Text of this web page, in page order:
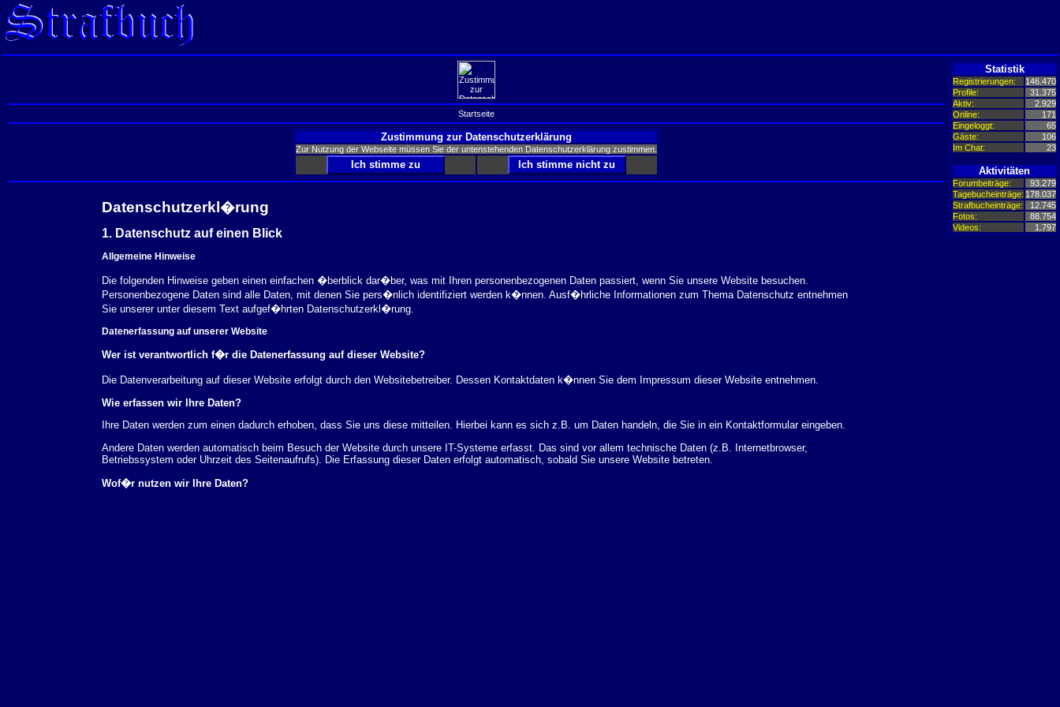
Startseite
Zustimmung zur Datenschutzerklärung
Zur Nutzung der Webseite müssen Sie der untenstehenden Datenschutzerklärung zustimmen.
Datenschutzerkl�rung
1. Datenschutz auf einen Blick
Allgemeine Hinweise
Die folgenden Hinweise geben einen einfachen �berblick dar�ber, was mit Ihren personenbezogenen Daten passiert, wenn Sie unsere Website besuchen.
Personenbezogene Daten sind alle Daten, mit denen Sie pers�nlich identifiziert werden k�nnen. Ausf�hrliche Informationen zum Thema Datenschutz entnehmen
Sie unserer unter diesem Text aufgef�hrten Datenschutzerkl�rung.
Datenerfassung auf unserer Website
Wer ist verantwortlich f�r die Datenerfassung auf dieser Website?
Die Datenverarbeitung auf dieser Website erfolgt durch den Websitebetreiber. Dessen Kontaktdaten k�nnen Sie dem Impressum dieser Website entnehmen.
Wie erfassen wir Ihre Daten?
Ihre Daten werden zum einen dadurch erhoben, dass Sie uns diese mitteilen. Hierbei kann es sich z.B. um Daten handeln, die Sie in ein Kontaktformular eingeben.
Andere Daten werden automatisch beim Besuch der Website durch unsere IT-Systeme erfasst. Das sind vor allem technische Daten (z.B. Internetbrowser,
Betriebssystem oder Uhrzeit des Seitenaufrufs). Die Erfassung dieser Daten erfolgt automatisch, sobald Sie unsere Website betreten.
Wof�r nutzen wir Ihre Daten?
Statistik
Registrierungen:
146.470
Profile:
31.375
Aktiv:
2.929
Online:
171
Eingeloggt:
65
Gäste:
106
Im Chat:
23
Aktivitäten
Forumbeiträge:
93.279
Tagebucheinträge: 178.037
Strafbucheinträge:
12.745
Fotos:
88.754
Videos:
1.797